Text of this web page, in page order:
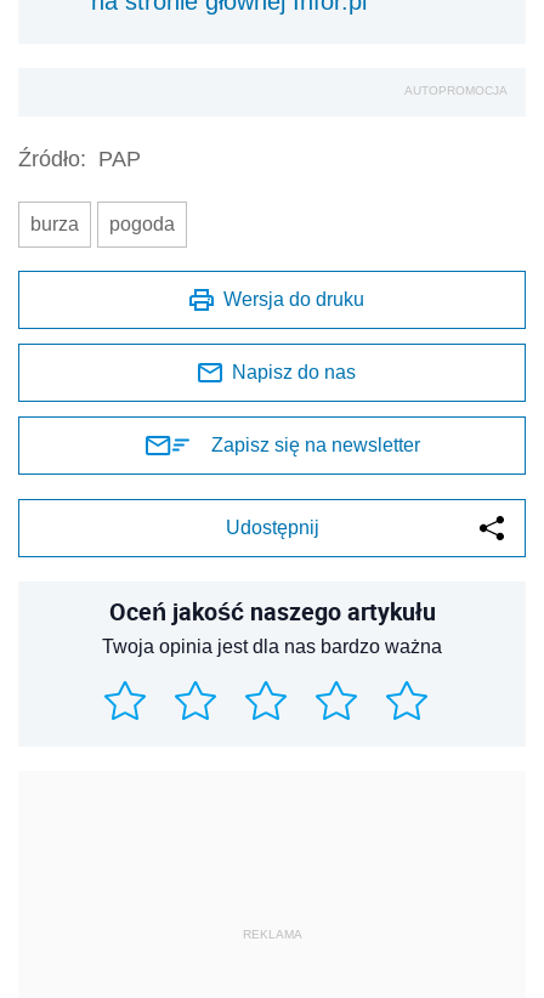
AUTOPROMOCJA
Źródło: PAP
burza pogoda
Wersja do druku
Napisz do nas
Zapisz się na newsletter
Udostępnij
Oceń jakość naszego artykułu
Twoja opinia jest dla nas bardzo ważna
REKLAMA